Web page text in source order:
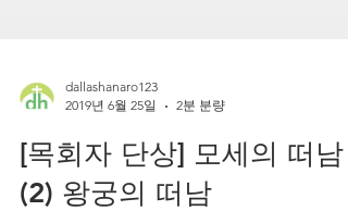
2019년 6월 25일
2분 분량
[목회자 단상] 모세의 떠남